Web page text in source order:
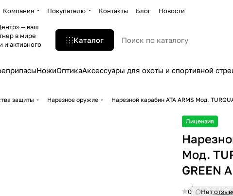
Компания Покупателю Контакты Блог Новости
— ваш
в мире
и активного
Каталог
НожиОптикаАксессуары для охоты и спортивной
защиты Нарезное оружие Нарезной карабин ATA ARMS Мод.
Лицензия
Мод.
GREEN
0 Нет